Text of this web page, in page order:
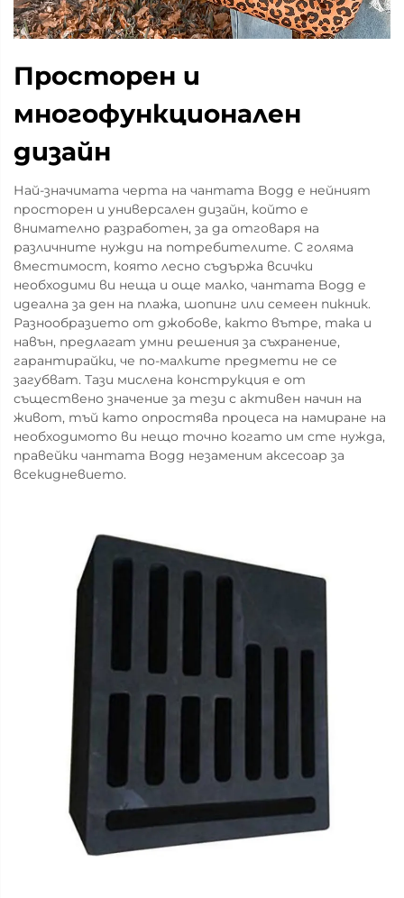
Просторен и
многофункционален
дизайн
Най-значимата черта на чантата Bogg е нейният
просторен и универсален дизайн, който е
внимателно разработен, за да отговаря на
различните нужди на потребителите. С голяма
вместимост, която лесно съдържа всички
необходими ви неща и още малко, чантата Bogg е
идеална за ден на плажа, шопинг или семеен пикник.
Разнообразието от джобове, както вътре, така и
навън, предлагат умни решения за съхранение,
гарантирайки, че по-малките предмети не се
загубват. Тази мислена конструкция е от
съществено значение за тези с активен начин на
живот, тъй като опростява процеса на намиране на
необходимото ви нещо точно когато им сте нужда,
правейки чантата Bogg незаменим аксесоар за
всекидневието.